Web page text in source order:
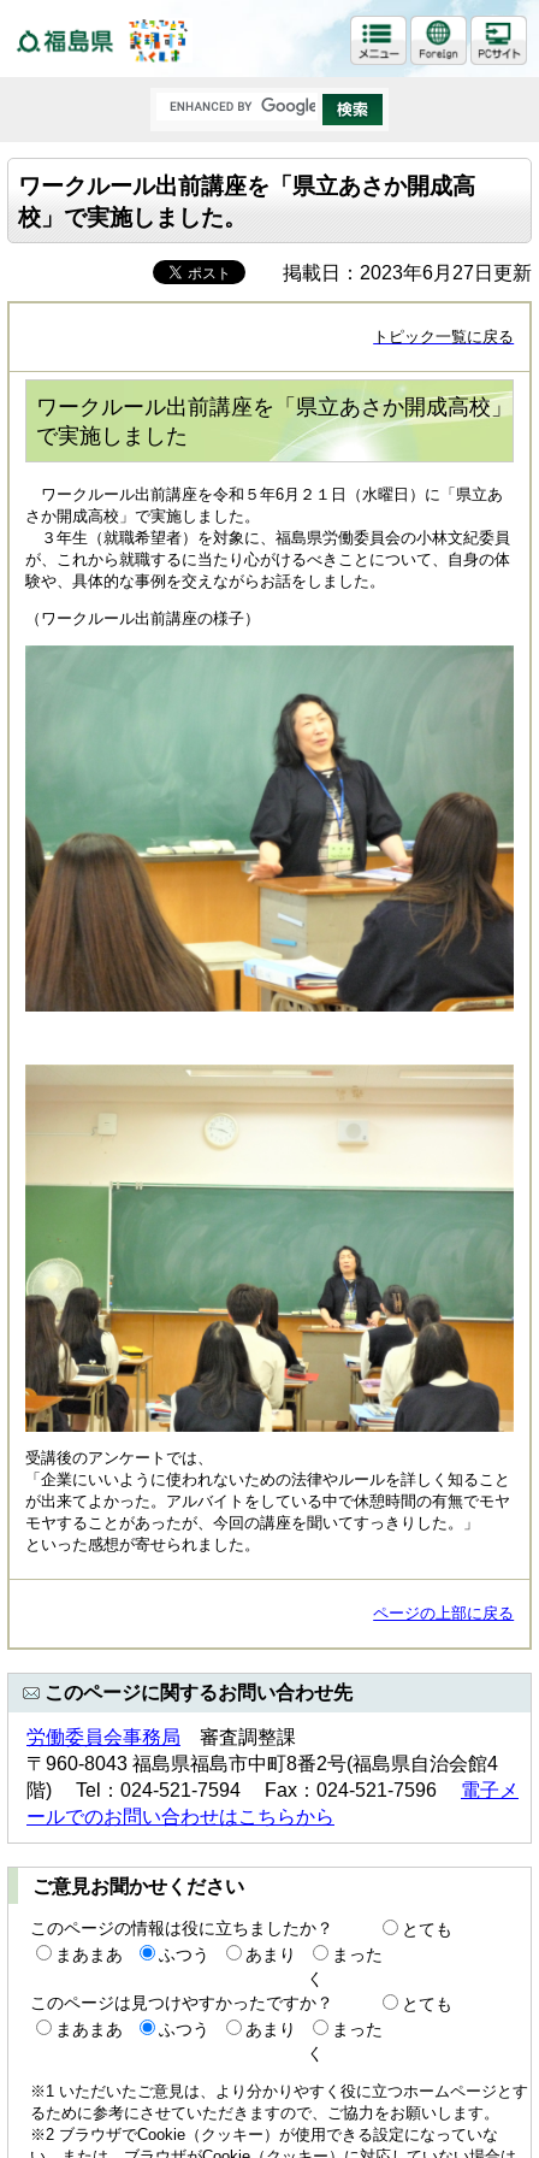
ワークルール出前講座を「県立あさか開成高
校」で実施しました。
掲載日：2023年6月27日更新
トピック一覧に戻る
ワークルール出前講座を「県立あさか開成高校」
で実施しました
ワークルール出前講座を令和５年6月２１日（水曜日）に「県立あ
さか開成高校」で実施しました。
３年生（就職希望者）を対象に、福島県労働委員会の小林文紀委員
が、これから就職するに当たり心がけるべきことについて、自身の体
験や、具体的な事例を交えながらお話をしました。
（ワークルール出前講座の様子）
受講後のアンケートでは、
「企業にいいように使われないための法律やルールを詳しく知ること
が出来てよかった。アルバイトをしている中で休憩時間の有無でモヤ
モヤすることがあったが、今回の講座を聞いてすっきりした。」
といった感想が寄せられました。
ページの上部に戻る
このページに関するお問い合わせ先
労働委員会事務局 審査調整課
〒960-8043 福島県福島市中町8番2号(福島県自治会館4
階) Tel：024-521-7594 Fax：024-521-7596 電子メ
ールでのお問い合わせはこちらから
ご意見お聞かせください
このページの情報は役に立ちましたか？
とても
まあまあ
ふつう あまり
まった
く
このページは見つけやすかったですか？
とても
まあまあ
ふつう あまり
まった
く
※1 いただいたご意見は、より分かりやすく役に立つホームページとす
るために参考にさせていただきますので、ご協力をお願いします。
※2 ブラウザでCookie（クッキー）が使用できる設定になっていな